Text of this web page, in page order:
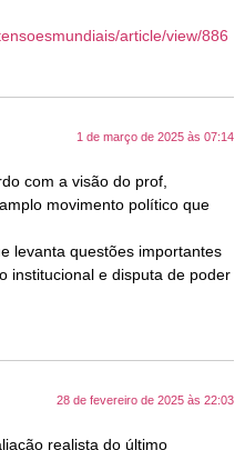
article/view/886
1 de março de 2025 às 07:14
com a visão do prof,
movimento político que
levanta questões importantes
institucional e disputa de poder
28 de fevereiro de 2025 às 22:03
realista do último